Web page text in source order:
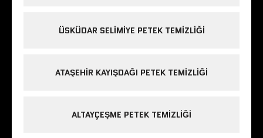
ÜSKÜDAR SELIMIYE PETEK TEMIZLIĞI
ATAŞEHIR KAYIŞDAĞI PETEK TEMIZLIĞI
ALTAYÇEŞME PETEK TEMIZLIĞI